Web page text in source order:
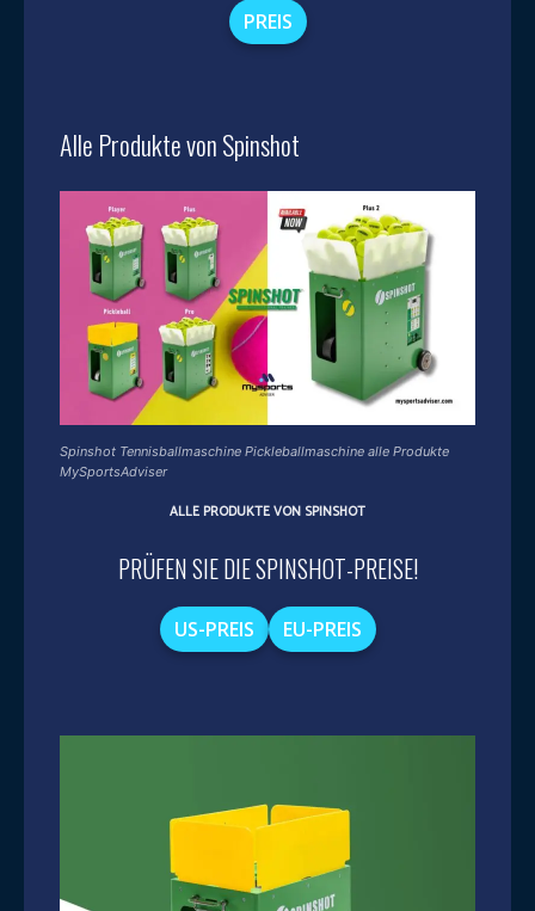
PREIS
Alle Produkte von Spinshot
Spinshot Tennisballmaschine Pickleballmaschine alle Produkte
MySportsAdviser
ALLE PRODUKTE VON SPINSHOT
PRÜFEN SIE DIE SPINSHOT-PREISE!
US-PREIS EU-PREIS